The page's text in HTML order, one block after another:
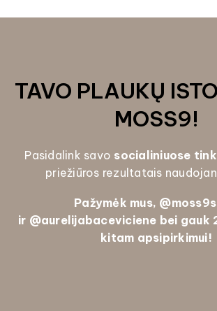
TAVO PLAUKŲ
MOSS9!
Pasidalink savo socialiniuose
priežiūros rezultatais
Pažymėk mus, @
ir @aurelijabaceviciene bei gauk
kitam apsipirkimui!